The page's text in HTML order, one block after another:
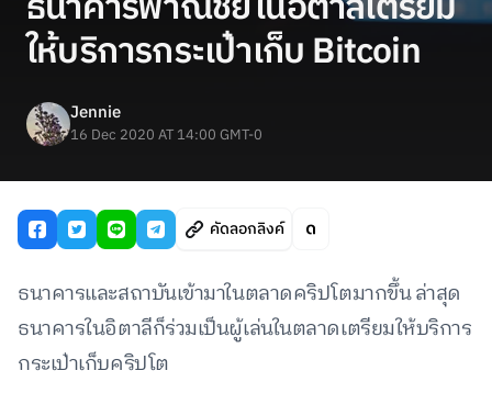
ให้บริการกระเป๋าเก็บ Bitcoin
Jennie
16 Dec 2020 AT 14:00 GMT-0
คัดลอกลิงค์
ธนาคารและสถาบันเข้ามาในตลาดคริปโตมากขึ้น ล่าสุด
ธนาคารในอิตาลีก็ร่วมเป็นผู้เล่นในตลาดเตรียมให้บริการ
กระเป๋าเก็บคริปโต